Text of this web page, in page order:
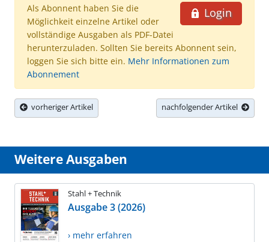
Login
Als Abonnent haben Sie die
Möglichkeit einzelne Artikel oder
vollständige Ausgaben als PDF-Datei
herunterzuladen. Sollten Sie bereits Abonnent sein,
loggen Sie sich bitte ein. Mehr Informationen zum
Abonnement
vorheriger Artikel nachfolgender Artikel
Weitere Ausgaben
Stahl + Technik
Ausgabe 3 (2026)
› mehr erfahren